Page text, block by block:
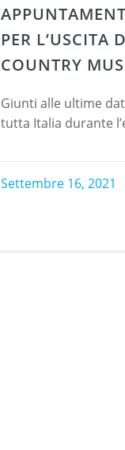
PER L’USCITA
COUNTRY
Giunti alle ultime
tutta Italia durante
Settembre 16, 2021